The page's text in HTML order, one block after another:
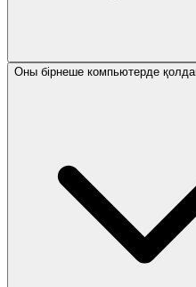
Оны бірнеше компьютерде